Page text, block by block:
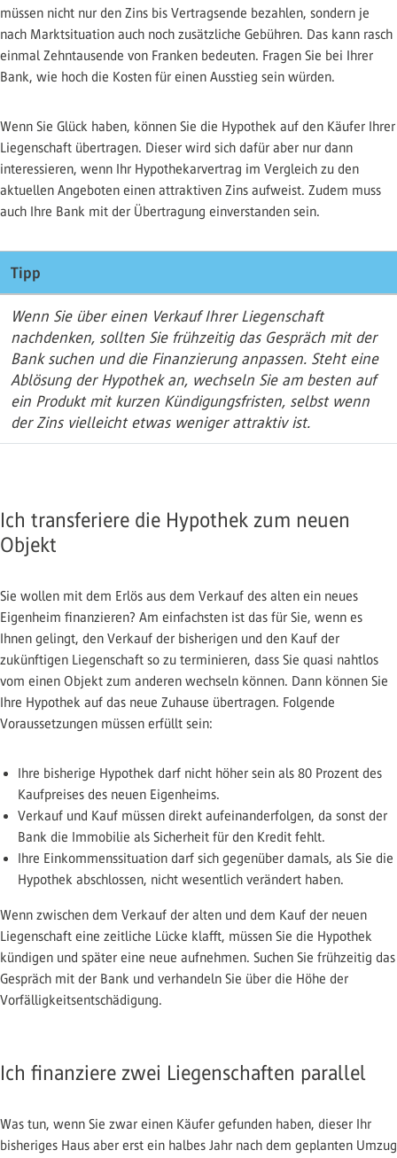
müssen nicht nur den Zins bis Vertragsende bezahlen, sondern je
nach Marktsituation auch noch zusätzliche Gebühren. Das kann rasch
einmal Zehntausende von Franken bedeuten. Fragen Sie bei Ihrer
Bank, wie hoch die Kosten für einen Ausstieg sein würden.
Wenn Sie Glück haben, können Sie die Hypothek auf den Käufer Ihrer
Liegenschaft übertragen. Dieser wird sich dafür aber nur dann
interessieren, wenn Ihr Hypothekarvertrag im Vergleich zu den
aktuellen Angeboten einen attraktiven Zins aufweist. Zudem muss
auch Ihre Bank mit der Übertragung einverstanden sein.
Tipp
Wenn Sie über einen Verkauf Ihrer Liegenschaft
nachdenken, sollten Sie frühzeitig das Gespräch mit der
Bank suchen und die Finanzierung anpassen. Steht eine
Ablösung der Hypothek an, wechseln Sie am besten auf
ein Produkt mit kurzen Kündigungsfristen, selbst wenn
der Zins vielleicht etwas weniger attraktiv ist.
Ich transferiere die Hypothek zum neuen
Objekt
Sie wollen mit dem Erlös aus dem Verkauf des alten ein neues
Eigenheim finanzieren? Am einfachsten ist das für Sie, wenn es
Ihnen gelingt, den Verkauf der bisherigen und den Kauf der
zukünftigen Liegenschaft so zu terminieren, dass Sie quasi nahtlos
vom einen Objekt zum anderen wechseln können. Dann können Sie
Ihre Hypothek auf das neue Zuhause übertragen. Folgende
Voraussetzungen müssen erfüllt sein:
Ihre bisherige Hypothek darf nicht höher sein als 80 Prozent des
Kaufpreises des neuen Eigenheims.
Verkauf und Kauf müssen direkt aufeinanderfolgen, da sonst der
Bank die Immobilie als Sicherheit für den Kredit fehlt.
Ihre Einkommenssituation darf sich gegenüber damals, als Sie die
Hypothek abschlossen, nicht wesentlich verändert haben.
Wenn zwischen dem Verkauf der alten und dem Kauf der neuen
Liegenschaft eine zeitliche Lücke klafft, müssen Sie die Hypothek
kündigen und später eine neue aufnehmen. Suchen Sie frühzeitig das
Gespräch mit der Bank und verhandeln Sie über die Höhe der
Vorfälligkeitsentschädigung.
Ich finanziere zwei Liegenschaften parallel
Was tun, wenn Sie zwar einen Käufer gefunden haben, dieser Ihr
bisheriges Haus aber erst ein halbes Jahr nach dem geplanten Umzug